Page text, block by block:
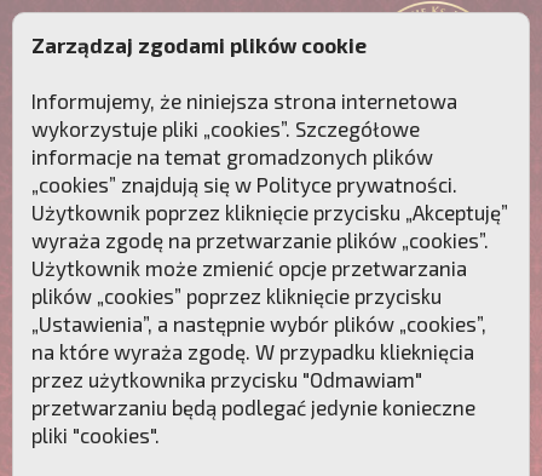
Przebudźmy sumienia Polaków!
Polonia
Christiana
PCh24.pl
Przymierze
Zarządzaj zgodami plików cookie
Informujemy, że niniejsza strona internetowa
wykorzystuje pliki „cookies”. Szczegółowe
informacje na temat gromadzonych plików
„cookies” znajdują się w Polityce prywatności.
Użytkownik poprzez kliknięcie przycisku „Akceptuję”
wyraża zgodę na przetwarzanie plików „cookies”.
Użytkownik może zmienić opcje przetwarzania
plików „cookies” poprzez kliknięcie przycisku
„Ustawienia”, a następnie wybór plików „cookies”,
na które wyraża zgodę. W przypadku klieknięcia
przez użytkownika przycisku "Odmawiam"
przetwarzaniu będą podlegać jedynie konieczne
pliki "cookies".